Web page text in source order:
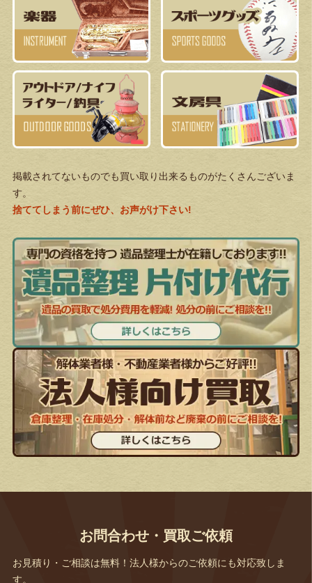
掲載されてないものでも買い取り出来るものがたくさんございま
す。
捨ててしまう前にぜひ、お声がけ下さい!
お問合わせ・買取ご依頼
お見積り・ご相談は無料！法人様からのご依頼にも対応致しま
す。